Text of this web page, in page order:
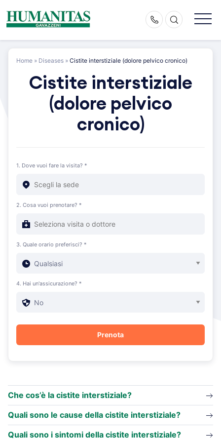
content
Home » Diseases » Cistite interstiziale (dolore pelvico cronico)
Cistite interstiziale
(dolore pelvico
cronico)
1. Dove vuoi fare la visita? *
2. Cosa vuoi prenotare? *
3. Quale orario preferisci? *
4. Hai un'assicurazione? *
Che cos’è la cistite interstiziale?
Quali sono le cause della cistite interstiziale?
Quali sono i sintomi della cistite interstiziale?